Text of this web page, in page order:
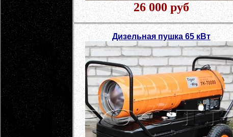
26 000 руб
Дизельная пушка 65 кВт